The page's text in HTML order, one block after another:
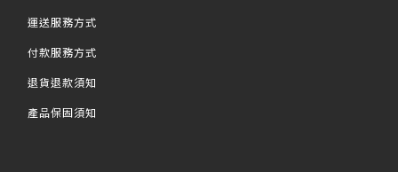
運送服務方式
付款服務方式
退貨退款須知
產品保固須知